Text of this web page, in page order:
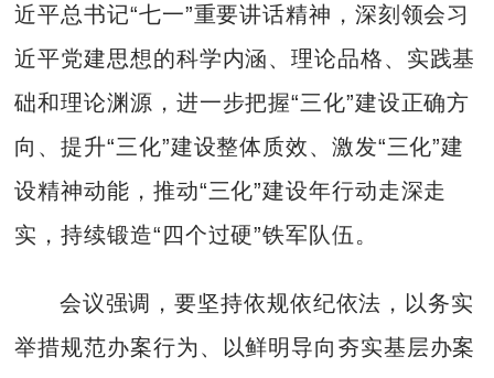
近平总书记“七一”重要讲话精神，深刻领会习
近平党建思想的科学内涵、理论品格、实践基
础和理论渊源，进一步把握“三化”建设正确方
向、提升“三化”建设整体质效、激发“三化”建
设精神动能，推动“三化”建设年行动走深走
实，持续锻造“四个过硬”铁军队伍。
会议强调，要坚持依规依纪依法，以务实
举措规范办案行为、以鲜明导向夯实基层办案